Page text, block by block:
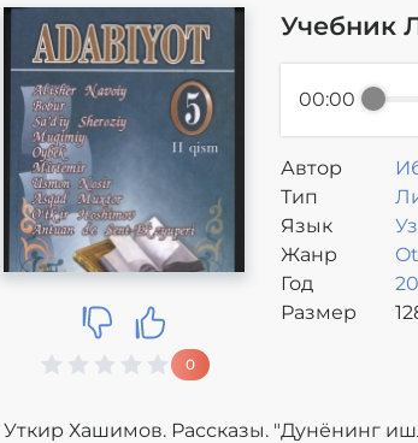
0
Учебник
00:00
Автор
Тип
Язык
Жанр
Год
Размер
Уткир Хашимов. Рассказы. "Дунёнинг